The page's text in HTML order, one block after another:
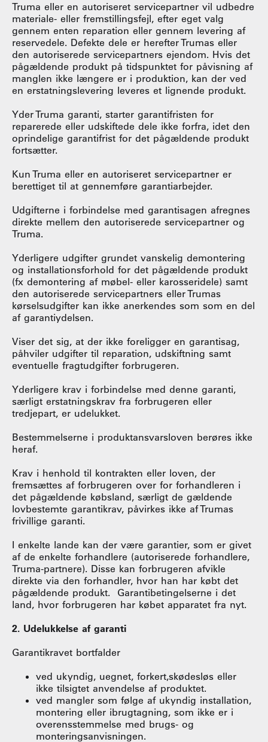
Truma eller en autoriseret servicepartner vil udbedre
materiale- eller fremstillingsfejl, efter eget valg
gennem enten reparation eller gennem levering af
reservedele. Defekte dele er herefter Trumas eller
den autoriserede servicepartners ejendom. Hvis det
pågældende produkt på tidspunktet for påvisning af
manglen ikke længere er i produktion, kan der ved
en erstatningslevering leveres et lignende produkt.
Yder Truma garanti, starter garantifristen for
reparerede eller udskiftede dele ikke forfra, idet den
oprindelige garantifrist for det pågældende produkt
fortsætter.
Kun Truma eller en autoriseret servicepartner er
berettiget til at gennemføre garantiarbejder.
Udgifterne i forbindelse med garantisagen afregnes
direkte mellem den autoriserede servicepartner og
Truma.
Yderligere udgifter grundet vanskelig demontering
og installationsforhold for det pågældende produkt
(fx demontering af møbel- eller karosseridele) samt
den autoriserede servicepartners eller Trumas
kørselsudgifter kan ikke anerkendes som som en del
af garantiydelsen.
Viser det sig, at der ikke foreligger en garantisag,
påhviler udgifter til reparation, udskiftning samt
eventuelle fragtudgifter forbrugeren.
Yderligere krav i forbindelse med denne garanti,
særligt erstatningskrav fra forbrugeren eller
tredjepart, er udelukket.
Bestemmelserne i produktansvarsloven berøres ikke
heraf.
Krav i henhold til kontrakten eller loven, der
fremsættes af forbrugeren over for forhandleren i
det pågældende købsland, særligt de gældende
lovbestemte garantikrav, påvirkes ikke af Trumas
frivillige garanti.
I enkelte lande kan der være garantier, som er givet
af de enkelte forhandlere (autoriserede forhandlere,
Truma-partnere). Disse kan forbrugeren afvikle
direkte via den forhandler, hvor han har købt det
pågældende produkt. Garantibetingelserne i det
land, hvor forbrugeren har købet apparatet fra nyt.
2. Udelukkelse af garanti
Garantikravet bortfalder
ved ukyndig, uegnet, forkert,skødesløs eller
ikke tilsigtet anvendelse af produktet.
ved mangler som følge af ukyndig installation,
montering eller ibrugtagning, som ikke er i
overensstemmelse med brugs- og
monteringsanvisningen.